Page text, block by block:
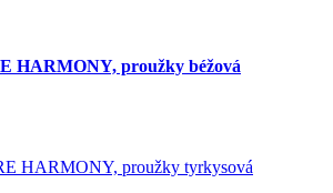
HARMONY, proužky béžová